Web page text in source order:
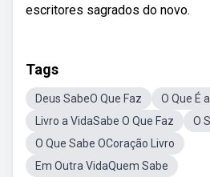
escritores sagrados do novo.
Tags
Deus SabeO Que Faz
O Que É
Livro a VidaSabe O Que Faz
O
O Que Sabe OCoração Livro
Em Outra VidaQuem Sabe